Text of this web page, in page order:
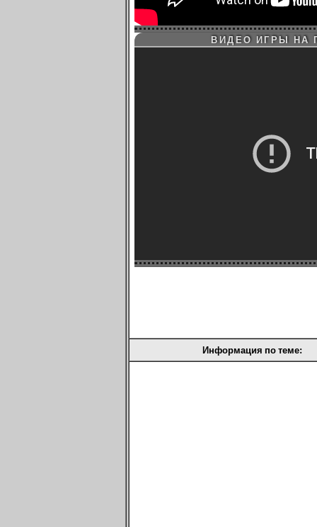
ВИДЕО ИГРЫ НА
Информация по теме: